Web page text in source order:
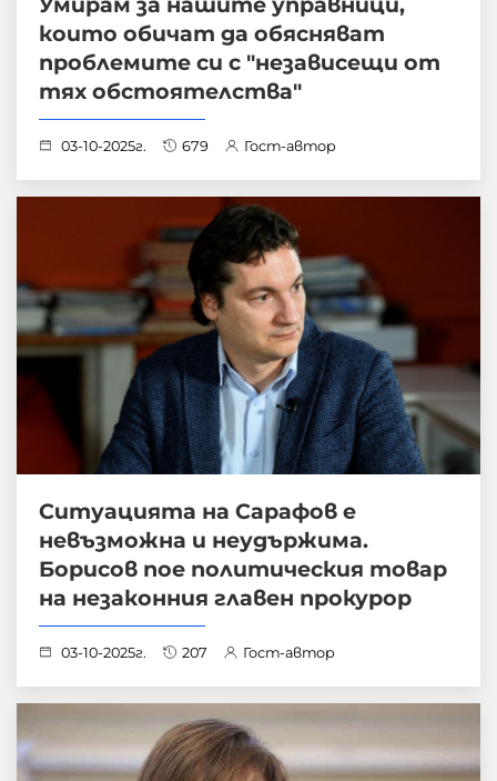
които обичат да обясняват
проблемите си с "независещи от
тях обстоятелства"
03-10-2025г. 679 Гост-автор
Ситуацията на Сарафов е
невъзможна и неудържима.
Борисов пое политическия товар
на незаконния главен прокурор
03-10-2025г. 207 Гост-автор